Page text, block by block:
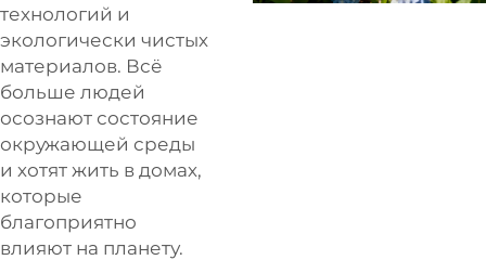
технологий и
экологически чистых
материалов. Всё
больше людей
осознают состояние
окружающей среды
и хотят жить в домах,
которые
благоприятно
влияют на планету.